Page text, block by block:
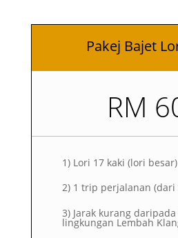
Pakej Bajet
RM
1) Lori 17 kaki (lori besar)
2) 1 trip perjalanan (dari
3) Jarak kurang
lingkungan Lembah